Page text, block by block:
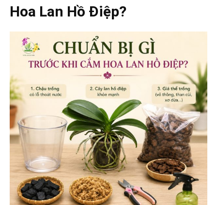
Hoa Lan Hồ Điệp?